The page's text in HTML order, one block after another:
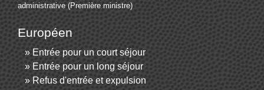
administrative (Première ministre)
Européen
Entrée pour un court séjour
Entrée pour un long séjour
Refus d'entrée et expulsion